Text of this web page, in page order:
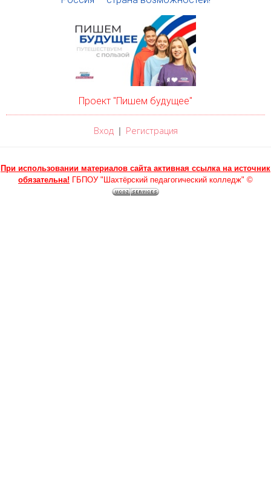
Проект "Пишем будущее"
Вход| Регистрация
При использовании материалов сайта активная ссылка на источник
обязательна! ГБПОУ "Шахтёрский педагогический колледж" ©